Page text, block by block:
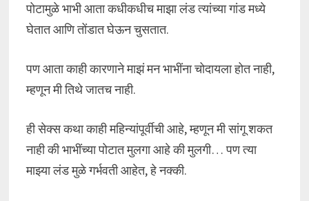
पोटामुळे भाभी आता कधीकधीच माझा लंड त्यांच्या गांड मध्ये
घेतात आणि तोंडात घेऊन चुसतात.
पण आता काही कारणाने माझं मन भाभींना चोदायला होत नाही,
म्हणून मी तिथे जातच नाही.
ही सेक्स कथा काही महिन्यांपूर्वीची आहे, म्हणून मी सांगू शकत
नाही की भाभींच्या पोटात मुलगा आहे की मुलगी… पण त्या
माझ्या लंड मुळे गर्भवती आहेत, हे नक्की.